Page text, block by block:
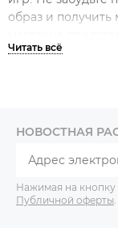
образ и
эротических
не только
боди;
НОВОСТНАЯ
Нажимая на кнопку
Публичной оферты